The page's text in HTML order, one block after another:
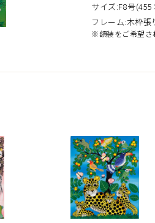
サイズ:F8号
フレーム:木枠張
※額装をご希望さ